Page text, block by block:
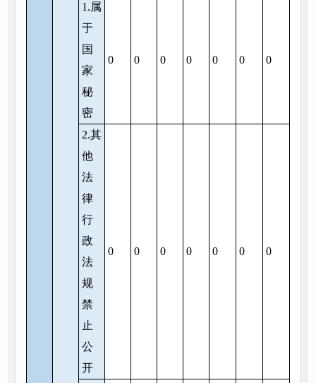
1.属
于
国
家
秘
密
0 0 0 0 0 0 0
2.其
他
法
律
行
政
法
规
禁
止
公
开
0 0 0 0 0 0 0